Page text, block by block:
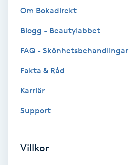
Kiropraktik
Klippning
Klippning & Slingor
Koppningsmassage
Om Bokadirekt
Blogg - Beautylabbet
FAQ - Skönhetsbehandlingar
Fakta & Råd
Karriär
Support
Villkor